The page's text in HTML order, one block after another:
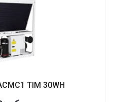
TIM 30WH